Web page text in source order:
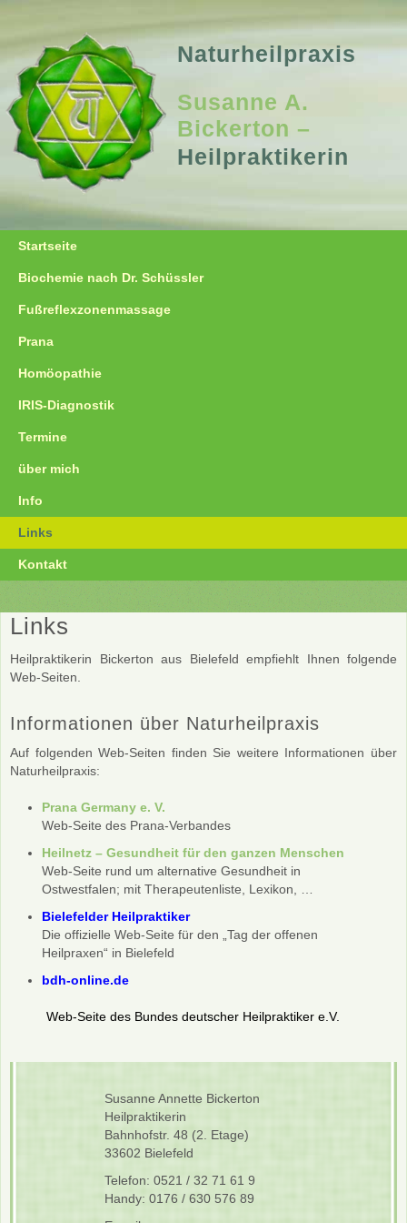
Naturheilpraxis
Susanne A.
Bickerton –
Heilpraktikerin aus
Heilpraktikerin
Startseite
Biochemie nach Dr. Schüssler
Fußreflexzonenmassage
Prana
Homöopathie
IRIS-Diagnostik
Termine
über mich
Info
Links
Kontakt
Links
Heilpraktikerin Bickerton aus Bielefeld empfiehlt Ihnen folgende
Web-Seiten.
Informationen über Naturheilpraxis
Auf folgenden Web-Seiten finden Sie weitere Informationen über
Naturheilpraxis:
Prana Germany e. V.
Web-Seite des Prana-Verbandes
Heilnetz – Gesundheit für den ganzen Menschen
Web-Seite rund um alternative Gesundheit in
Ostwestfalen; mit Therapeutenliste, Lexikon, …
Bielefelder Heilpraktiker
Die offizielle Web-Seite für den „Tag der offenen
Heilpraxen“ in Bielefeld
bdh-online.de
Web-Seite des Bundes deutscher Heilpraktiker e.V.
Susanne Annette Bickerton
Heilpraktikerin
Bahnhofstr. 48 (2. Etage)
33602 Bielefeld
Telefon: 0521 / 32 71 61 9
Handy: 0176 / 630 576 89